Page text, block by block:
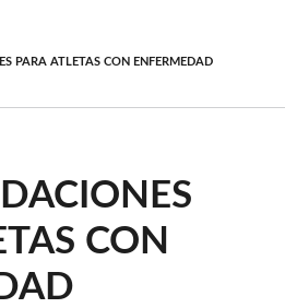
PARA ATLETAS CON ENFERMEDAD
CON